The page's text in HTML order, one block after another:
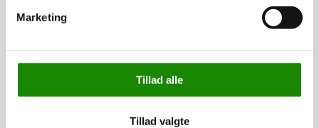
Marketing
Tillad alle
Tillad valgte110 cm fyr